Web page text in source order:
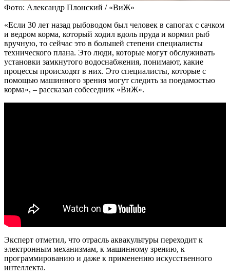
Фото: Александр Плонский / «ВиЖ»
«Если 30 лет назад рыбоводом был человек в сапогах с сачком
и ведром корма, который ходил вдоль пруда и кормил рыб
вручную, то сейчас это в большей степени специалисты
технического плана. Это люди, которые могут обслуживать
установки замкнутого водоснабжения, понимают, какие
процессы происходят в них. Это специалисты, которые с
помощью машинного зрения могут следить за поедамостью
корма», – рассказал собеседник «ВиЖ».
Эксперт отметил, что отрасль аквакультуры переходит к
электронным механизмам, к машинному зрению, к
программированию и даже к применению искусственного
интеллекта.